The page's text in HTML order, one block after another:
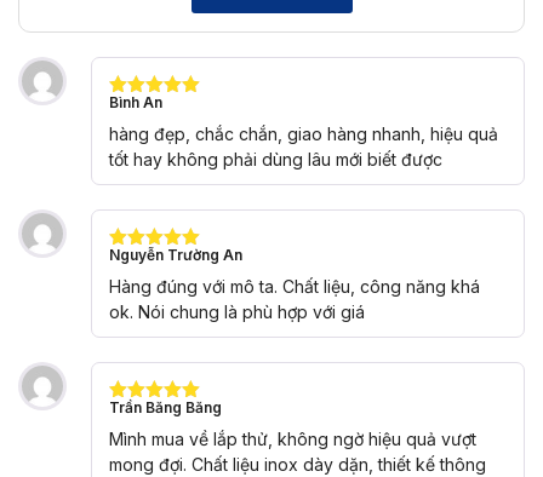
Được xếp
hạng
5
sao
Bình An
hàng đẹp, chắc chắn, giao hàng nhanh, hiệu quả
tốt hay không phải dùng lâu mới biết được
Được xếp
hạng
5
sao
Nguyễn Trường An
Hàng đúng với mô ta. Chất liệu, công năng khá
ok. Nói chung là phù hợp với giá
Được xếp
hạng
sao
Trần Băng Băng
Mình mua về lắp thử, không ngờ hiệu quả vượt
mong đợi. Chất liệu inox dày dặn, thiết kế thông